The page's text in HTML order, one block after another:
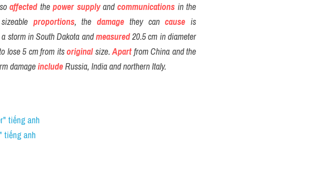
affected the power supply and communications in the
sizeable proportions, the damage they can cause is
storm in South Dakota and measured 20.5 cm in diameter
lose 5 cm from its original size. Apart from China and the
damage include Russia, India and northern Italy.
tiếng anh
tiếng anh